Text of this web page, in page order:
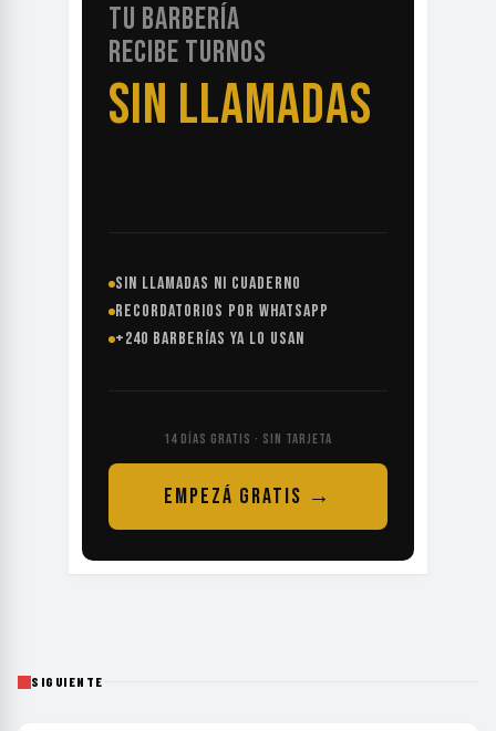
TU BARBERÍA
RECIBE TURNOS
SIN LLAMADAS
SIN LLAMADAS NI CUADERNO
RECORDATORIOS POR WHATSAPP
+240 BARBERÍAS YA LO USAN
14 DÍAS GRATIS · SIN TARJETA
EMPEZÁ GRATIS →
SIGUIENTE